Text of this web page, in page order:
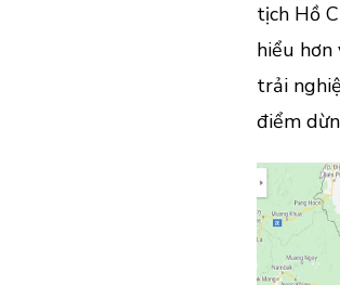
tịch Hồ
hiểu hơn
trải
điểm